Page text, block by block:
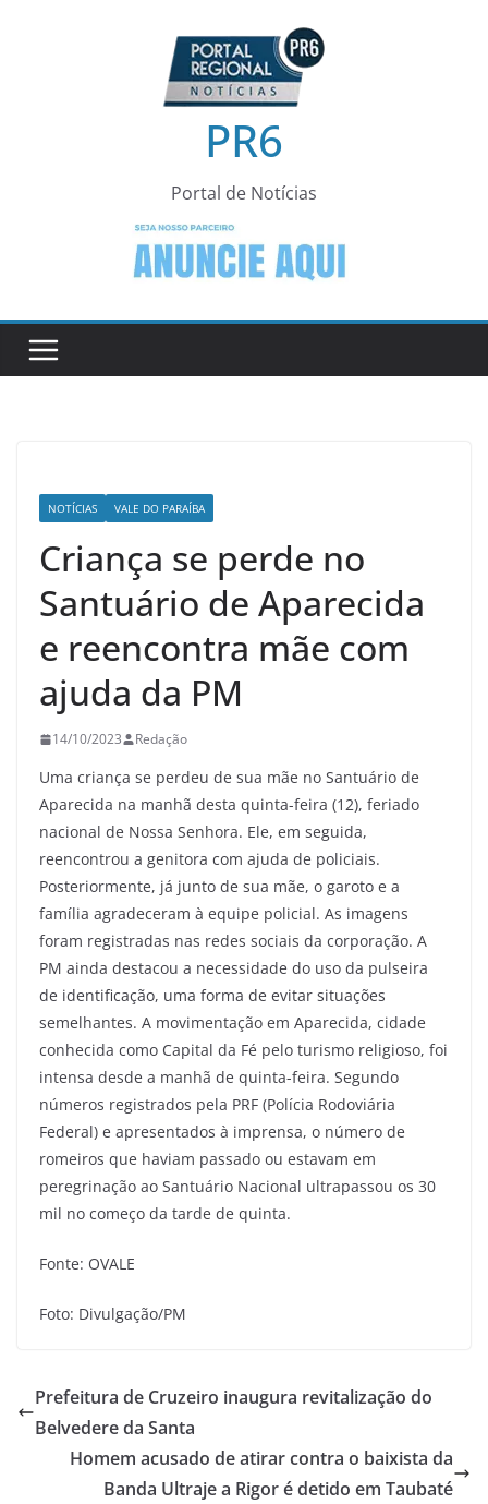
PR6
Portal de Notícias
NOTÍCIAS VALE DO PARAÍBA
Criança se perde no
Santuário de Aparecida
e reencontra mãe com
ajuda da PM
14/10/2023 Redação
Uma criança se perdeu de sua mãe no Santuário de
Aparecida na manhã desta quinta-feira (12), feriado
nacional de Nossa Senhora. Ele, em seguida,
reencontrou a genitora com ajuda de policiais.
Posteriormente, já junto de sua mãe, o garoto e a
família agradeceram à equipe policial. As imagens
foram registradas nas redes sociais da corporação. A
PM ainda destacou a necessidade do uso da pulseira
de identificação, uma forma de evitar situações
semelhantes. A movimentação em Aparecida, cidade
conhecida como Capital da Fé pelo turismo religioso, foi
intensa desde a manhã de quinta-feira. Segundo
números registrados pela PRF (Polícia Rodoviária
Federal) e apresentados à imprensa, o número de
romeiros que haviam passado ou estavam em
peregrinação ao Santuário Nacional ultrapassou os 30
mil no começo da tarde de quinta.
Fonte: OVALE
Foto: Divulgação/PM
Prefeitura de Cruzeiro inaugura revitalização do
Belvedere da Santa
Homem acusado de atirar contra o baixista da
Banda Ultraje a Rigor é detido em Taubaté